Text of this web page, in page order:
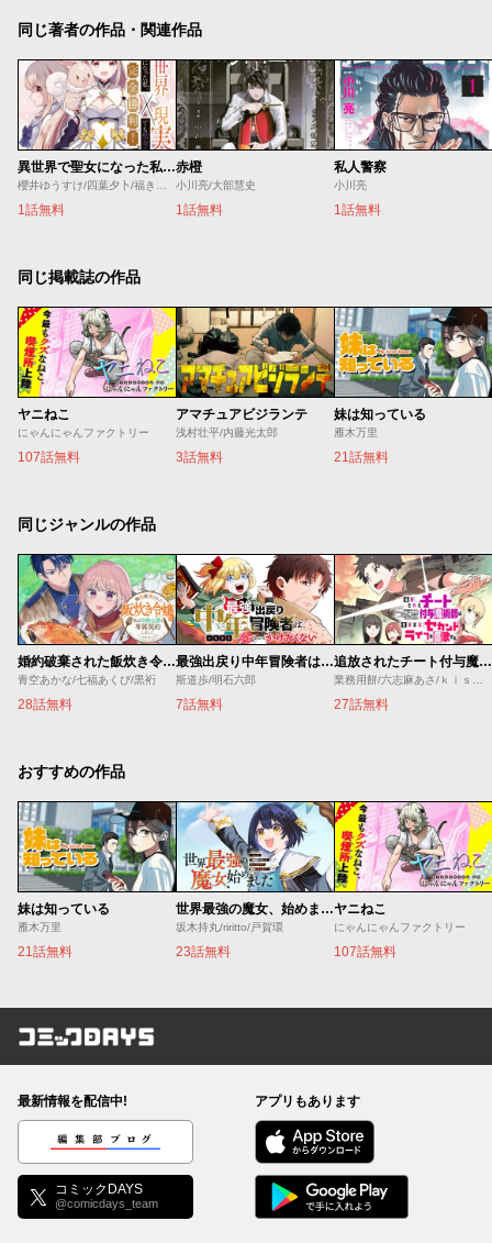
同じ著者の作品・関連作品
異世界で聖女になった私、現実世界でも聖女チートで完全勝利！
1話無料
赤橙
小川亮/大部慧史
1話無料
私人警察
小川亮
1話無料
同じ掲載誌の作品
ヤニねこ
にゃんにゃんファクトリー
107話無料
アマチュアビジランテ
浅村壮平/内藤光太郎
3話無料
妹は知っている
雁木万里
21話無料
同じジャンルの作品
婚約破棄された飯炊き令嬢の私は冷酷公爵と専属契約しました～ですが胃袋を掴んだ結果、冷たかった公爵様がどんどん優しくなっています～
青空あかな/七福あくび/黒裄
28話無料
最強出戻り中年冒険者は、今さら命なんてかけたくない
斯道歩/明石六郎
7話無料
追放されたチート付与魔術師は気ままなセカンドライフを謳歌する。 ～俺は武器だけじゃなく、あらゆるものに『強化ポイント』を付与できるし、俺の意思でいつでも効果を解除できるけど、残った人たち大丈夫？～
27話無料
おすすめの作品
妹は知っている
雁木万里
21話無料
世界最強の魔女、始めました ～私だけ『攻略サイト』を見れる世界で自由に生きます～
坂木持丸/riritto/戸賀環
23話無料
ヤニねこ
にゃんにゃんファクトリー
107話無料
コミックDAYS
最新情報を配信中!
編集部ブログ
コミックDAYS
@comicdays_team
アプリもあります